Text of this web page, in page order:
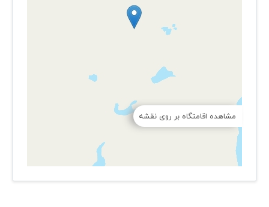
مشاهده اقامتگاه بر روی نقشه